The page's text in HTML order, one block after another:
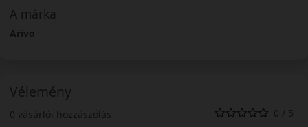
A márka
Arivo
Vélemény
0 vásárlói hozzászólás 0 / 5